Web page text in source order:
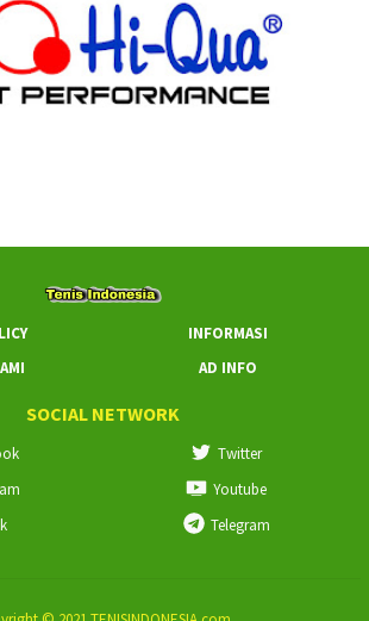
INFORMASI
AD INFO
SOCIAL NETWORK
Twitter
Youtube
Telegram